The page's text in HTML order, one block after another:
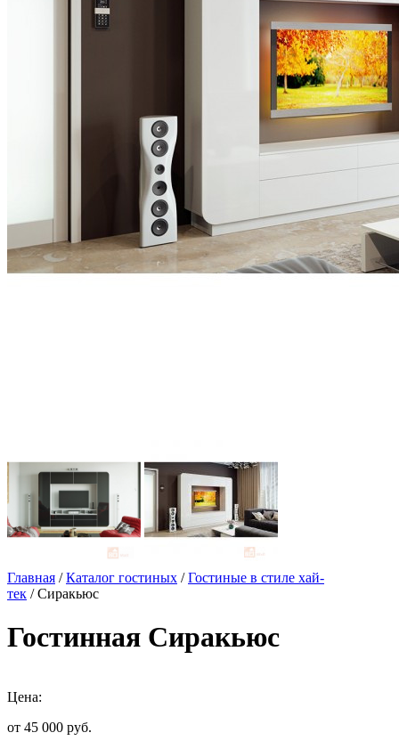
Главная /Каталог гостиных /Гостиные в стиле хай-
тек / Сиракьюс
Гостинная Сиракьюс
Цена:
от 45 000 руб.